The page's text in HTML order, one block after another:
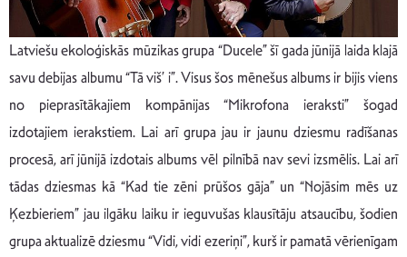
Latviešu ekoloģiskās mūzikas grupa “Ducele” šī gada jūnijā laida klajā
savu debijas albumu “Tā viš’ i”. Visus šos mēnešus albums ir bijis viens
no pieprasītākajiem kompānijas “Mikrofona ieraksti” šogad
izdotajiem ierakstiem. Lai arī grupa jau ir jaunu dziesmu radīšanas
procesā, arī jūnijā izdotais albums vēl pilnībā nav sevi izsmēlis. Lai arī
tādas dziesmas kā “Kad tie zēni prūšos gāja” un “Nojāsim mēs uz
Ķezbieriem” jau ilgāku laiku ir ieguvušas klausītāju atsaucību, šodien
grupa aktualizē dziesmu “Vidi, vidi ezeriņi”, kurš ir pamatā vērienīgam